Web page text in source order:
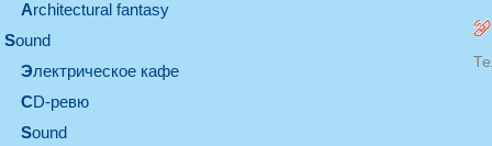
architectural fantasy
sound
электрическое кафе
CD-ревю
sound